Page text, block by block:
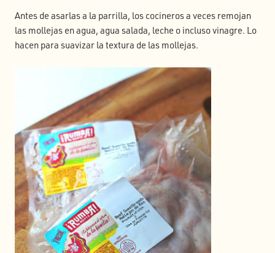
Antes de asarlas a la parrilla, los cocineros a veces remojan
las mollejas en agua, agua salada, leche o incluso vinagre. Lo
hacen para suavizar la textura de las mollejas.